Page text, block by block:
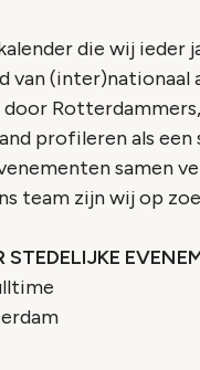
die wij ieder
van (inter)nationaal
profileren als
samen
team zijn wij op